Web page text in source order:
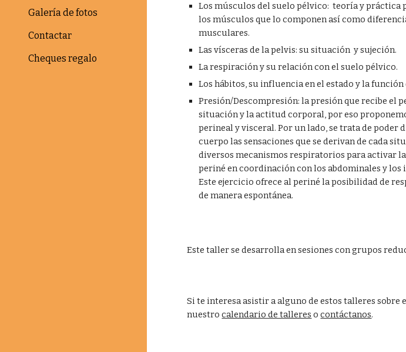
Galería de fotos
Contactar
Cheques regalo
Los músculos del suelo pélvico:  teoría y práctica
los músculos que lo componen así como
musculares.
Las vísceras de la pelvis: su situación  y sujeción.
La respiración y su relación con el suelo pélvico.
Los hábitos, su influencia en el estado y la
Presión/Descompresión: la presión que recibe el
situación y la actitud corporal, por eso
perineal y visceral. Por un lado, se trata de poder
cuerpo las sensaciones que se derivan de cada
diversos mecanismos respiratorios para activar
periné en coordinación con los abdominales y los
Este ejercicio ofrece al periné la posibilidad de
de manera espontánea.
Este taller se desarrolla en sesiones con grupos
Si te interesa asistir a alguno de estos talleres
nuestro calendario de talleres o contáctanos.